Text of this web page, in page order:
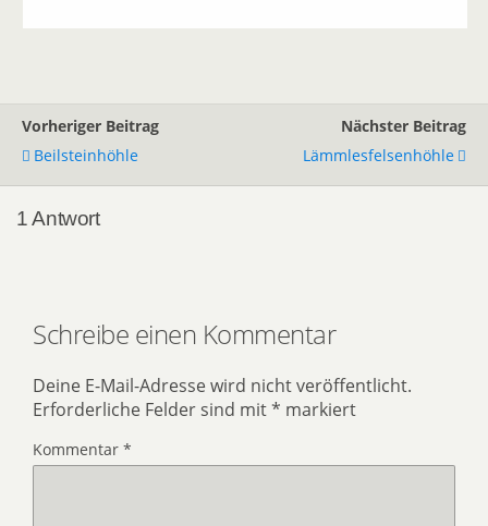
Vorheriger Beitrag
Beilsteinhöhle
Nächster Beitrag
Lämmlesfelsenhöhle
1 Antwort
Schreibe einen Kommentar
Deine E-Mail-Adresse wird nicht veröffentlicht.
Erforderliche Felder sind mit* markiert
Kommentar *